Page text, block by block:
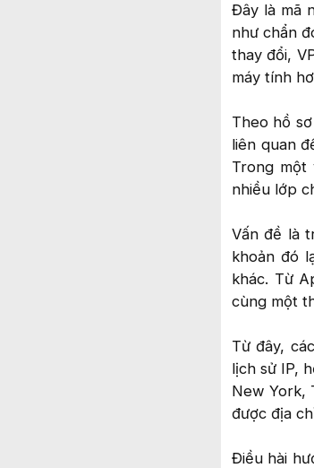
Đây là mã
như chẩn
thay đổi,
máy tính
Theo hồ
liên quan
Trong một
nhiều lớp
Vấn đề là
khoản đó
khác. Từ
cùng một
Từ đây,
lịch sử IP,
New York,
được địa
Điều hài